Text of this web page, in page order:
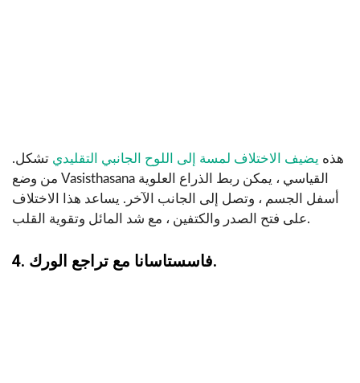
هذه يضيف الاختلاف لمسة إلى اللوح الجانبي التقليدي تشكل.
من وضع Vasisthasana القياسي ، يمكن ربط الذراع العلوية
أسفل الجسم ، وتصل إلى الجانب الآخر. يساعد هذا الاختلاف
على فتح الصدر والكتفين ، مع شد المائل وتقوية القلب.
4. فاسستاسانا مع تراجع الورك.